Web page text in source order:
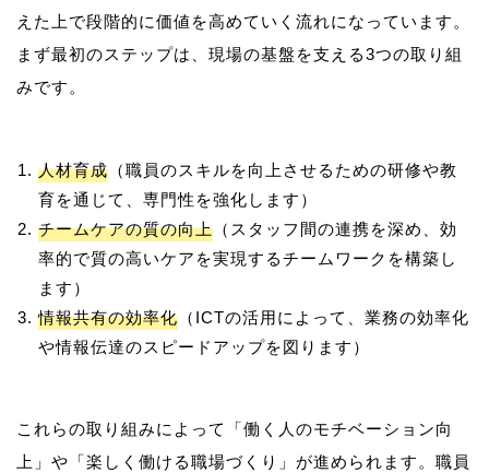
えた上で段階的に価値を高めていく流れになっています。
まず最初のステップは、現場の基盤を支える3つの取り組
人材育成 （職員のスキルを向上させるための研修や教
育を通じて、専門性を強化します）
チームケアの質の向上 （スタッフ間の連携を深め、効
率的で質の高いケアを実現するチームワークを構築し
ます）
情報共有の効率化 （ICTの活用によって、業務の効率化
や情報伝達のスピードアップを図ります）
これらの取り組みによって「働く人のモチベーション向
上」や「楽しく働ける職場づくり」が進められます。職員